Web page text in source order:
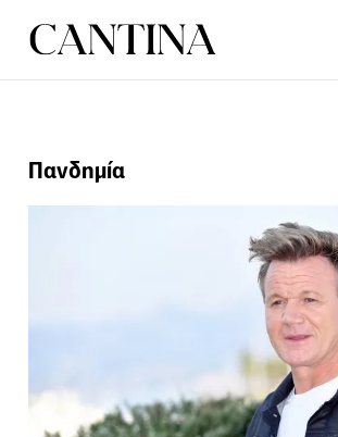
ΣΥΝΤΑΓΕΣ
Πανδημία